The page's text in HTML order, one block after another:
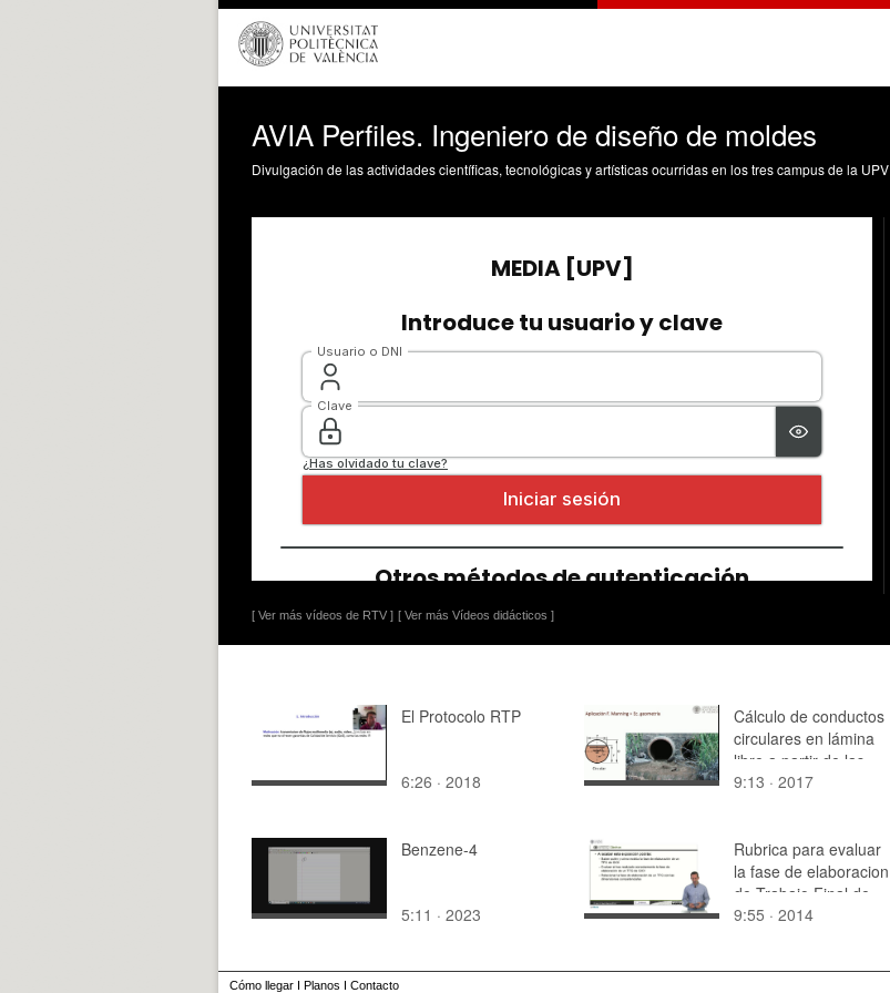
AVIA Perfiles. Ingeniero de diseño de moldes
Divulgación de las actividades científicas, tecnológicas y artísticas ocurridas en los tres campus de la UPV
[ Ver más vídeos de RTV ] [ Ver más Vídeos didácticos ]
El Protocolo RTP
6:26 · 2018
Cálculo de conductos
circulares en lámina
libre a partir de las
curvas de llenado
9:13 · 2017
Benzene-4
5:11 · 2023
Rubrica para evaluar
la fase de elaboracion
de Trabajo Final de
Grado en GIOI
9:55 · 2014
Cómo llegar I Planos I Contacto